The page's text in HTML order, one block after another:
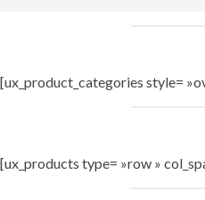
[ux_product_categories style=
[ux_products type= »row »